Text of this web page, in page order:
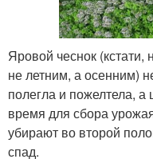
Яровой чеснок
не летним, а осенним)
полегла и пожелтела,
время для сбора
убирают во второй
спад.